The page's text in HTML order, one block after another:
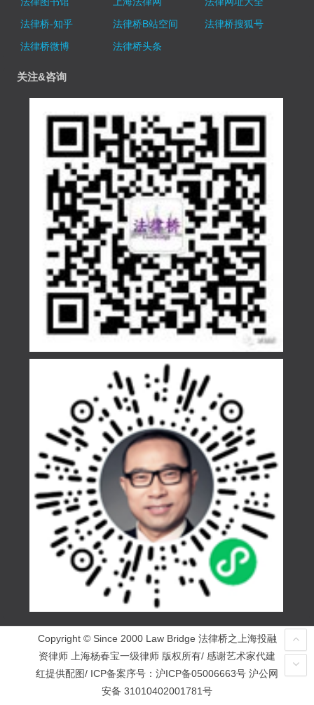
法律桥-知乎
法律桥B站空间
法律桥搜狐号
法律桥微博
法律桥头条
关注&咨询
Copyright © Since 2000 Law Bridge 法律桥之上海投融
资律师 上海杨春宝一级律师 版权所有/ 感谢艺术家代建
红提供配图/ ICP备案序号： 沪ICP备05006663号 沪公网
安备 31010402001781号